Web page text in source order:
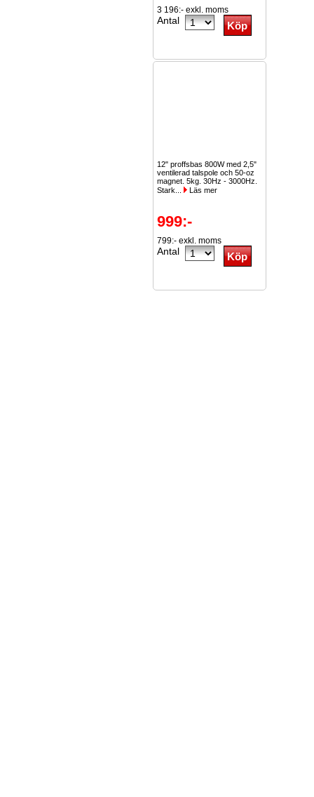
3 196:- exkl. moms
Antal
12" proffsbas 800W med 2,5"
ventilerad talspole och 50-oz
magnet. 5kg. 30Hz - 3000Hz.
Stark...
Läs mer
999:-
799:- exkl. moms
Antal